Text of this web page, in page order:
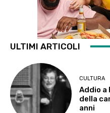
ULTIMI ARTICOLI
CULTURA
Addio a
della
anni